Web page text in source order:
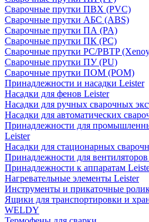
Сварочные прутки ПВХ (PVC)
Сварочные прутки АБС (ABS)
Сварочные прутки ПА (PA)
Сварочные прутки ПК (PC)
Сварочные прутки PC/PBTP
Сварочные прутки ПУ (PU)
Сварочные прутки ПОМ (POM)
Принадлежности и насадки Leister
Насадки для фенов Leister
Насадки для ручных сварочных
Насадки для автоматических
Принадлежности для
Leister
Насадки для стационарных
Принадлежности для
Принадлежности к аппаратам
Нагревательные элементы Leister
Инструменты и прикаточные
Ящики для транспортировки и
WELDY